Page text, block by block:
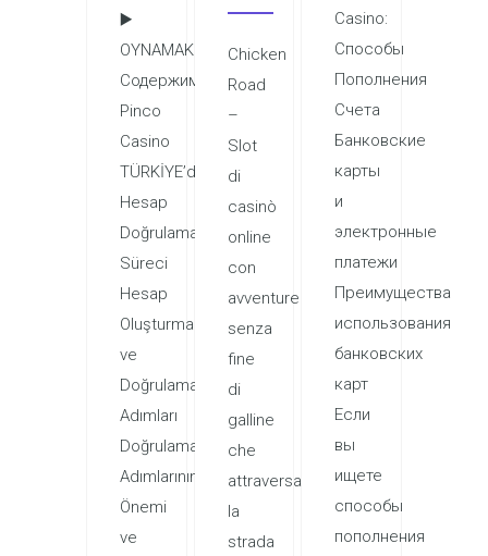
▶️
OYNAMAK
Содержимое
Pinco
Casino
TÜRKİYE’de:
Hesap
Doğrulama
Süreci
Hesap
Oluşturma
ve
Doğrulama
Adımları
Doğrulama
Adımlarının
Önemi
ve
Chicken
Road
–
Slot
di
casinò
online
con
avventure
senza
fine
di
galline
che
attraversano
la
strada
Casino:
Способы
Пополнения
Счета
Банковские
карты
и
электронные
платежи
Преимущества
использования
банковских
карт
Если
вы
ищете
способы
пополнения